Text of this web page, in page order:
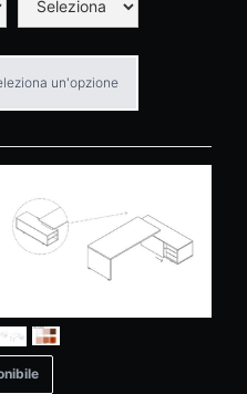
un'opzione